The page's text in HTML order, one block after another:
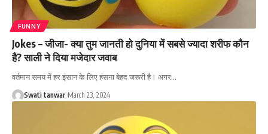
FUNNY
Jokes – जीजा- क्या तुम जानती हो दुनिया में सबसे ज्यादा शरीफ कौन
है? साली ने दिया मजेदार जवाब
वर्तमान समय में हर इंसान के लिए हंसना बेहद जरूरी है। अगर…
Swati tanwar March 23, 2024